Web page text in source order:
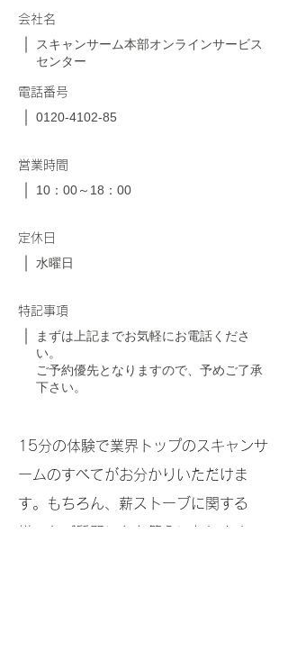
会社名
スキャンサーム本部オンラインサービス
センター
電話番号
0120-4102-85
営業時間
10：00～18：00
定休日
水曜日
特記事項
まずは上記までお気軽にお電話くださ
い。
ご予約優先となりますので、予めご了承
下さい。
15分の体験で業界トップのスキャンサ
ームのすべてがお分かりいただけま
す。もちろん、薪ストーブに関する